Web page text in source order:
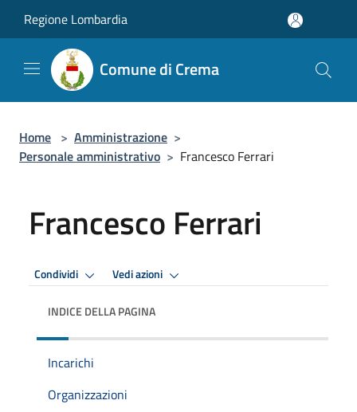
Regione Lombardia
Comune di Crema
Home > Amministrazione >
Personale amministrativo > Francesco Ferrari
Francesco Ferrari
Condividi Vedi azioni
INDICE DELLA PAGINA
Incarichi
Organizzazioni